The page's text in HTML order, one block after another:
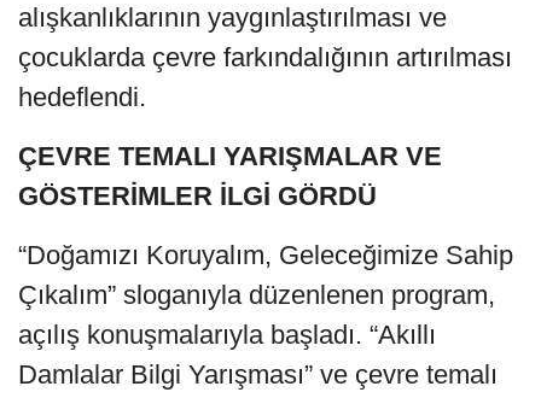
alışkanlıklarının yaygınlaştırılması ve
çocuklarda çevre farkındalığının artırılması
hedeflendi.
ÇEVRE TEMALI YARIŞMALAR VE
GÖSTERİMLER İLGİ GÖRDÜ
“Doğamızı Koruyalım, Geleceğimize Sahip
Çıkalım” sloganıyla düzenlenen program,
açılış konuşmalarıyla başladı. “Akıllı
Damlalar Bilgi Yarışması” ve çevre temalı